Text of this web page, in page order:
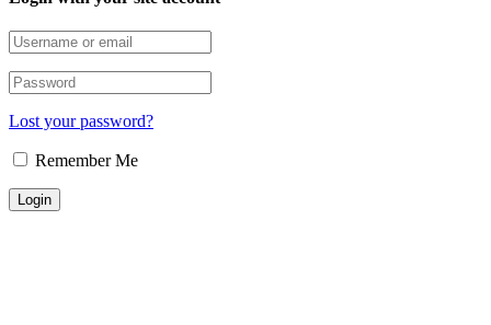
Lost your password?
Remember Me